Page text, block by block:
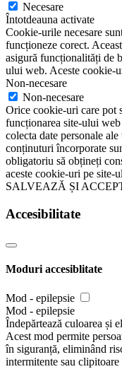
Necesare
Întotdeauna activate
Cookie-urile necesare
funcționeze corect.
asigură funcționalități de
ului web. Aceste cookie-
Non-necesare
Non-necesare
Orice cookie-uri care pot
funcționarea site-ului
colecta date personale
conținuturi încorporate
obligatoriu să obțineți
aceste cookie-uri pe site-
SALVEAZĂ ȘI
Accesibilitate
Moduri accesiblitate
Mod - epilepsie
Mod - epilepsie
Îndepărtează culoarea și
Acest mod permite
în siguranță, eliminând
intermitente sau